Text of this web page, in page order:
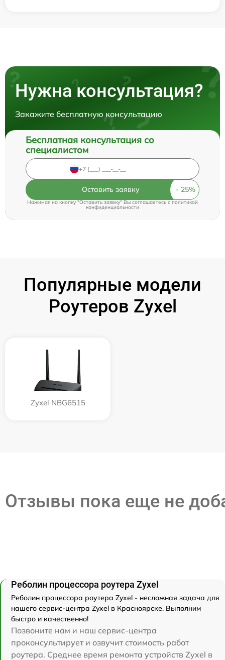
Нужна консультация?
Закажите бесплатную консультацию
Бесплатная консультация со
специалистом
Оставить заявку
Нажимая на кнопку "Оставить заявку" Вы соглашаетесь cполитикой
конфиденциальности
Популярные модели
Роутеров Zyxel
Zyxel NBG6515
Отзывы пока еще не
Реболин процессора роутера Zyxel
Реболин процессора роутера Zyxel - несложная задача для
нашего сервис-центра Zyxel в Красноярске. Выполним
быстро и качественно!
Позвоните нам и наш сервис-центра
проконсультирует и озвучит стоимость работ
роутера. Среднее время ремонта устройств Zyxel в